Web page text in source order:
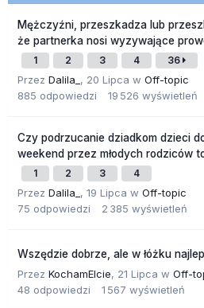
Mężczyźni, przeszkadza lub
że partnerka nosi wyzywające
1 2 3 4 36
Przez Dalila_ , 20 Lipca w Off-topic
885 odpowiedzi 19 526 wyświetleń
Czy podrzucanie dziadkom dzieci
weekend przez młodych rodziców
1 2 3 4
Przez Dalila_ , 19 Lipca w Off-topic
75 odpowiedzi 2 385 wyświetleń
Wszędzie dobrze, ale w łóżku
Przez KochamElcie, 21 Lipca w Off-
48 odpowiedzi 1 567 wyświetleń